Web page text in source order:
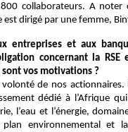
collaborateurs. A noter
dirigé par une femme,
entreprises et aux
concernant la RSE
vos motivations ?
de nos actionnaires.
dédié à l’Afrique
l’eau et l’énergie,
environnemental et